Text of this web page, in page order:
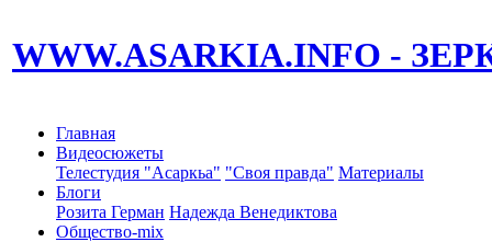
WWW.ASARKIA.INFO -
Главная
Видеосюжеты
Телестудия "Асаркьа" "Своя правда" Материалы
Блоги
Розита Герман Надежда Венедиктова
Общество-mix